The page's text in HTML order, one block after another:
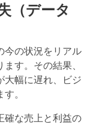
（データ
今の状況をリアル
ます。その結果、
大幅に遅れ、ビジ
。
確な売上と利益の